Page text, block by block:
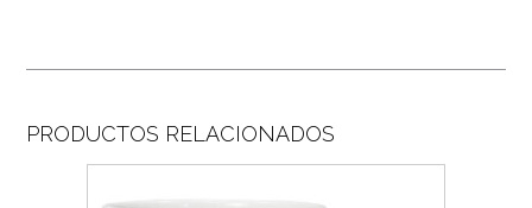
PRODUCTOS RELACIONADOS